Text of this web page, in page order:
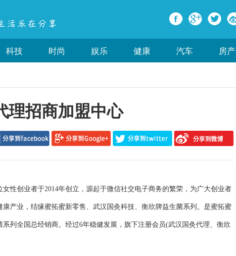
科技 时尚 娱乐 健康 汽车 房产
理招商加盟中心
创业者于2014年创立，源起于微信社交电子商务的繁荣，为广大创业者
产业，结缘蜜拓蜜新零售、武汉国灸科技、衡欣牌益生菌系列。是蜜拓蜜
列全国总经销商。经过6年稳健发展，旗下注册会员(武汉国灸代理、衡欣